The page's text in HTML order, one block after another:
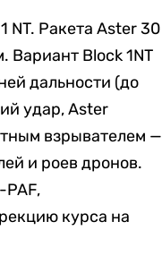
NT. Ракета Aster 30
Вариант Block 1NT
дальности (до
удар, Aster
взрывателем —
и роев дронов.
PAF,
курса на